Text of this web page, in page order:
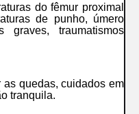
do fêmur proximal
de punho, úmero
traumatismos
quedas, cuidados em
tranquila.